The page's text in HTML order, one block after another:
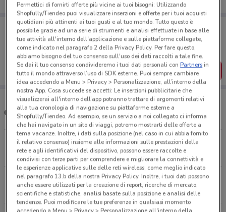
Porta DoveConviene sempre con te!
Puoi trovare le migliori offerte dei negozi vicino a te,
salvarle e creare la tua lista del risparmio, comodamente
dal tuo cellulare.
SCARICA L’APP
Orari e negozi Bimbo Store
via Prenestina 1087/1089 Roma
14.6 km
CHIUSO
Via Bernardino Alimena 38 Roma
18.7 km
APERTO
Permettici di fornirti offerte più vicine ai tuoi bisogni: Utilizzando
Shopfully/Tiendeo puoi visualizzare inserzioni e offerte per i tuoi acquisti
quotidiani più attinenti ai tuoi gusti e al tuo mondo. Tutto questo è
possibile grazie ad una serie di strumenti e analisi effettuate in base alle
tue attività all'interno dell'applicazione e sulle piattaforme collegate,
come indicato nel paragrafo 2 della Privacy Policy. Per fare questo,
abbiamo bisogno del tuo consenso sull'uso dei dati raccolti a tale fine.
Se dai il tuo consenso condivideremo i tuoi dati personali conPartnersin
tutto il mondo attraverso l’uso di SDK esterne. Puoi sempre cambiare
idea accedendo a Menu > Privacy > Personalizzazione, all’interno della
nostra App. Cosa succede se accetti: Le inserzioni pubblicitarie che
visualizzerai all'interno dell’app potranno trattare di argomenti relativi
alla tua cronologia di navigazione su piattaforme esterne a
Shopfully/Tiendeo. Ad esempio, se un servizio a noi collegato ci informa
che hai navigato in un sito di viaggi, potremo mostrarti delle offerte a
tema vacanze. Inoltre, i dati sulla posizione (nel caso in cui abbia fornito
il relativo consenso) insieme alle informazioni sulle prestazioni della
rete e agli identificativi del dispositivo, possono essere raccolte e
condivisi con terze parti per comprendere e migliorare la connettività e
le esperienze applicative sulle delle reti wireless, come meglio indicato
nel paragrafo 13.b della nostra Privacy Policy. Inoltre, i tuoi dati possono
anche essere utilizzati per la creazione di report, ricerche di mercato,
scientifiche e statistiche, analisi basate sulla posizione e analisi delle
tendenze. Puoi modificare le tue preferenze in qualsiasi momento